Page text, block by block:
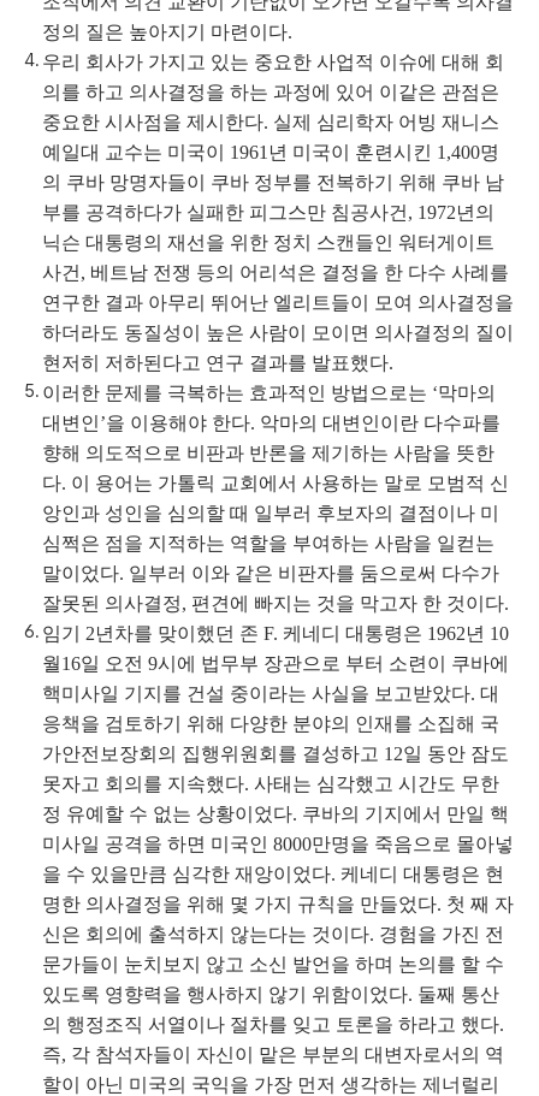
정의 질은 높아지기 마련이다.
우리 회사가 가지고 있는 중요한 사업적 이슈에 대해 회
의를 하고 의사결정을 하는 과정에 있어 이같은 관점은
중요한 시사점을 제시한다. 실제 심리학자 어빙 재니스
예일대 교수는 미국이 1961년 미국이 훈련시킨 1,400명
의 쿠바 망명자들이 쿠바 정부를 전복하기 위해 쿠바 남
부를 공격하다가 실패한 피그스만 침공사건, 1972년의
닉슨 대통령의 재선을 위한 정치 스캔들인 워터게이트
사건, 베트남 전쟁 등의 어리석은 결정을 한 다수 사례를
연구한 결과 아무리 뛰어난 엘리트들이 모여 의사결정을
하더라도 동질성이 높은 사람이 모이면 의사결정의 질이
현저히 저하된다고 연구 결과를 발표했다.
이러한 문제를 극복하는 효과적인 방법으로는 ‘막마의
대변인’을 이용해야 한다. 악마의 대변인이란 다수파를
향해 의도적으로 비판과 반론을 제기하는 사람을 뜻한
다. 이 용어는 가톨릭 교회에서 사용하는 말로 모범적 신
앙인과 성인을 심의할 때 일부러 후보자의 결점이나 미
심쩍은 점을 지적하는 역할을 부여하는 사람을 일컫는
말이었다. 일부러 이와 같은 비판자를 둠으로써 다수가
잘못된 의사결정, 편견에 빠지는 것을 막고자 한 것이다.
임기 2년차를 맞이했던 존 F. 케네디 대통령은 1962년 10
월16일 오전 9시에 법무부 장관으로 부터 소련이 쿠바에
핵미사일 기지를 건설 중이라는 사실을 보고받았다. 대
응책을 검토하기 위해 다양한 분야의 인재를 소집해 국
가안전보장회의 집행위원회를 결성하고 12일 동안 잠도
못자고 회의를 지속했다. 사태는 심각했고 시간도 무한
정 유예할 수 없는 상황이었다. 쿠바의 기지에서 만일 핵
미사일 공격을 하면 미국인 8000만명을 죽음으로 몰아넣
을 수 있을만큼 심각한 재앙이었다. 케네디 대통령은 현
명한 의사결정을 위해 몇 가지 규칙을 만들었다. 첫 째 자
신은 회의에 출석하지 않는다는 것이다. 경험을 가진 전
문가들이 눈치보지 않고 소신 발언을 하며 논의를 할 수
있도록 영향력을 행사하지 않기 위함이었다. 둘째 통산
의 행정조직 서열이나 절차를 잊고 토론을 하라고 했다.
즉, 각 참석자들이 자신이 맡은 부분의 대변자로서의 역
할이 아닌 미국의 국익을 가장 먼저 생각하는 제너럴리